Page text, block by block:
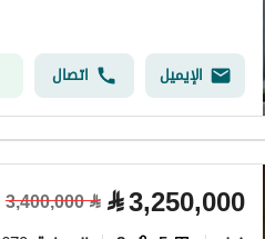
الإيميل اتصال
⃁3,250,000
⃁
3,400,000